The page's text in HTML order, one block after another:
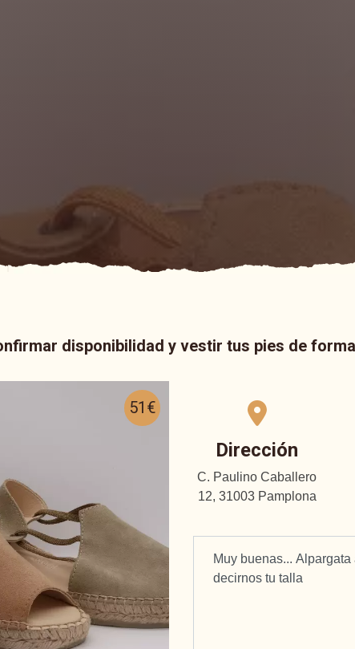
disponibilidad y vestir tus pies de
51€
Dirección
C. Paulino Caballero
12, 31003 Pamplona